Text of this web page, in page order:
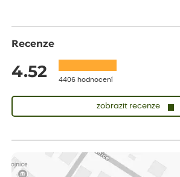
Recenze
4.52 4406 hodnocení
zobrazit recenze
Měla jsem pouze 1objednavku a zatím
sazenicemi